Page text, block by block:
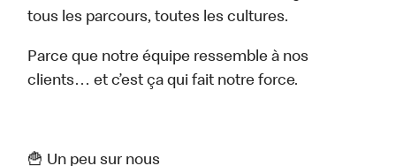
tous les parcours, toutes les cultures.
Parce que notre équipe ressemble à nos
clients… et c’est ça qui fait notre force.
🍟 Un peu sur nous